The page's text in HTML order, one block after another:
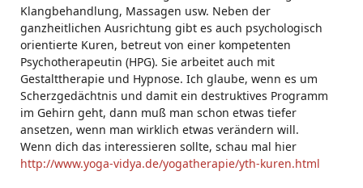
Klangbehandlung, Massagen usw. Neben der
ganzheitlichen Ausrichtung gibt es auch psychologisch
orientierte Kuren, betreut von einer kompetenten
Psychotherapeutin (HPG). Sie arbeitet auch mit
Gestalttherapie und Hypnose. Ich glaube, wenn es um
Scherzgedächtnis und damit ein destruktives Programm
im Gehirn geht, dann muß man schon etwas tiefer
ansetzen, wenn man wirklich etwas verändern will.
Wenn dich das interessieren sollte, schau mal hier
http://www.yoga-vidya.de/yogatherapie/yth-kuren.html